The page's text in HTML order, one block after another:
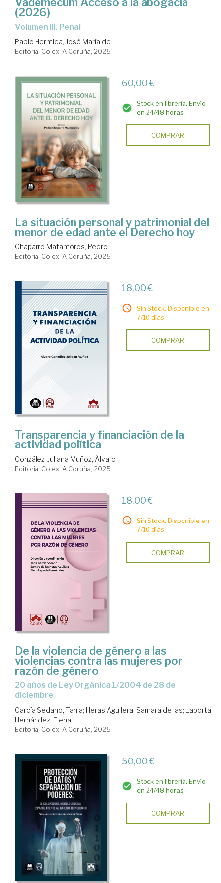
(2026)
Volumen III. Penal
Pablo Hermida, José María de
Editorial Colex. A Coruña, 2025
60,00 €
Stock en librería. Envío
en 24/48 horas
COMPRAR
La situación personal y patrimonial del
menor de edad ante el Derecho hoy
Chaparro Matamoros, Pedro
Editorial Colex. A Coruña, 2025
18,00 €
Sin Stock. Disponible en
7/10 días.
COMPRAR
Transparencia y financiación de la
actividad política
González-Juliana Muñoz, Álvaro
Editorial Colex. A Coruña, 2025
18,00 €
Sin Stock. Disponible en
7/10 días.
COMPRAR
De la violencia de género a las
violencias contra las mujeres por
razón de género
20 años de Ley Orgánica 1/2004 de 28 de
diciembre
García Sedano, Tania; Heras Aguilera, Samara de las; Laporta
Hernández, Elena
Editorial Colex. A Coruña, 2025
50,00 €
Stock en librería. Envío
en 24/48 horas
COMPRAR